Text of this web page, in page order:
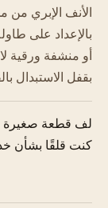
الأنف الإبري
بالإعداد على
أو منشفة ورقية
بقفل الاستبدال
لف قطعة صغيرة
كنت قلقًا بشأن